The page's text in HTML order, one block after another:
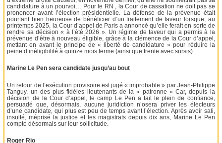
candidature à un pourvoi… Pour le RN , la Cour de cassation ne doit pas se
prononcer avant l’élection présidentielle. La défense de la prévenue était
pourtant bien heureuse de bénéficier d’un traitement de faveur lorsque, au
printemps 2025, la Cour d’appel de Paris a annoncé qu’elle ferait en sorte de
rendre sa décision « à l’été 2026 ». Un régime de faveur qui a permis à la
prévenue d’être à nouveau éligible, grâce à la clémence de la Cour d’appel,
mettant en avant le principe de « liberté de candidature » pour réduire la
peine d’inéligibilité à quinze mois ferme (ainsi que trente avec sursis).
Marine Le Pen sera candidate jusqu’au bout
Un retour de l’exécution provisoire est jugé « improbable » par Jean-Philippe
Tanguy, un des plus fidèles lieutenants de la « patronne » Car, depuis la
décision de la Cour d’appel, le camp Le Pen a fait le plein de confiance,
persuadé que, désormais, aucune juridiction n’osera priver les électeurs
d’une candidate, qui plus est peu de temps avant l’élection. Après avoir sali,
insulté, méprisé la justice et les magistrats depuis dix ans, Marine Le Pen
compte désormais sur leur sollicitude.
Roger Rio